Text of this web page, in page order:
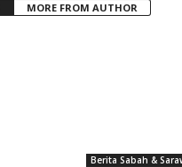
MORE FROM AUTHOR
Berita Sabah &